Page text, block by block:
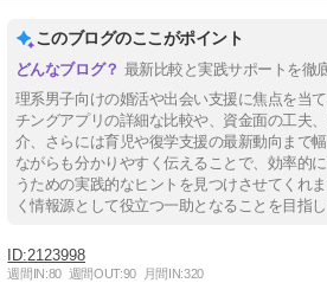
このブログのここがポイント
最新比較と実践サポートを徹
理系男子向けの婚活や出会い支援に焦点を当
チングアプリの詳細な比較や、資金面の工夫
介、さらには育児や復学支援の最新動向まで
ながらも分かりやすく伝えることで、効率的
うための実践的なヒントを見つけさせてくれ
く情報源として役立つ一助となることを目指し
2123998
週間IN:80 週間OUT:90 月間IN:320